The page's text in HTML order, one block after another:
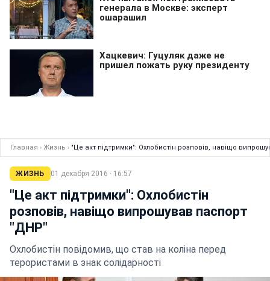
Главная › Жизнь › "Це акт підтримки": Охлобистін розповів, навіщо
ЖИЗНЬ 01 декабря 2016 · 16:57
"Це акт підтримки": Охлобистін
розповів, навіщо випрошував паспорт
"ДНР"
Охлобистін повідомив, що став на коліна перед
терористами в знак солідарності